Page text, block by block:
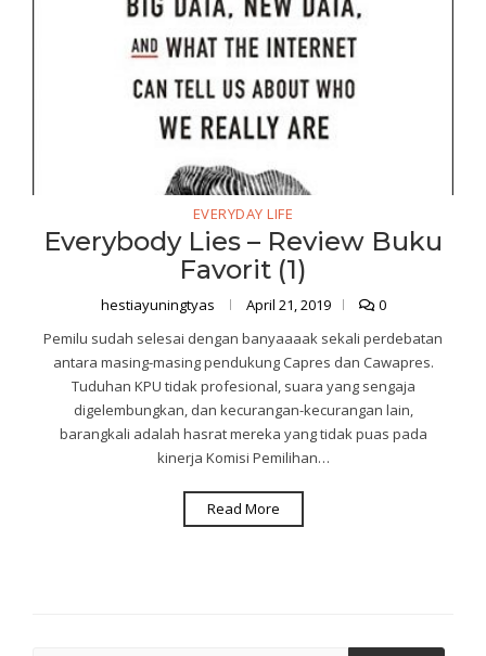
EVERYDAY LIFE
Everybody Lies – Review Buku
Favorit (1)
hestiayuningtyas April 21, 2019
0
Pemilu sudah selesai dengan banyaaaak sekali perdebatan
antara masing-masing pendukung Capres dan Cawapres.
Tuduhan KPU tidak profesional, suara yang sengaja
digelembungkan, dan kecurangan-kecurangan lain,
barangkali adalah hasrat mereka yang tidak puas pada
kinerja Komisi Pemilihan…
Read More